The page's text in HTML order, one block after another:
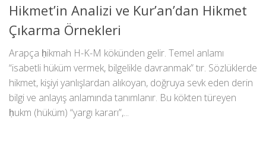
Hikmet’in Analizi ve Kur’an’dan Hikmet
Çıkarma Örnekleri
Arapça ḥikmah H-K-M kökünden gelir. Temel anlamı
“isabetli hüküm vermek, bilgelikle davranmak” tır. Sözlüklerde
hikmet, kişiyi yanlışlardan alıkoyan, doğruya sevk eden derin
bilgi ve anlayış anlamında tanımlanır. Bu kökten türeyen
ḥukm (hüküm) “yargı kararı”,...